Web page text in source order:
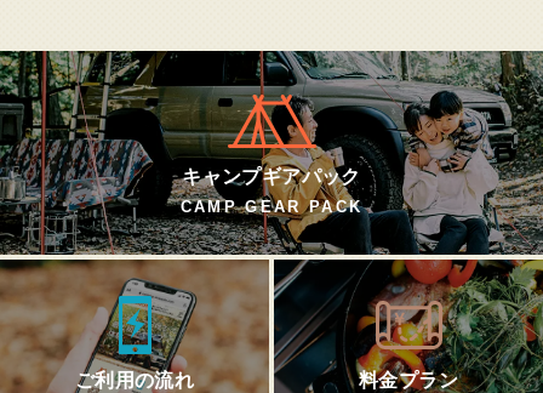
キャンプギアパック
CAMP GEAR PACK
ご利用の流れ 料金プラン